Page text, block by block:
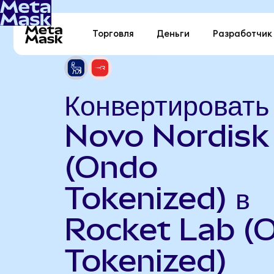
Торговля Деньги Разработчик
Конвертировать
Novo Nordisk
(Ondo
Tokenized) в
Rocket Lab
Tokenized)